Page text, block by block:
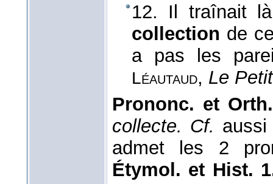
12. Il traînait
collection de
a pas les
Léautaud, Le
Prononc. et
collecte. Cf.
admet les 2
Étymol. et Hist.